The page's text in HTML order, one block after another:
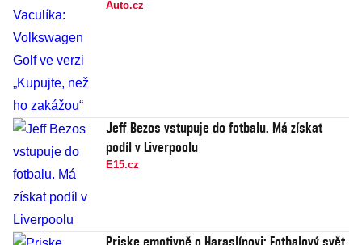
Auto.cz
Jeff Bezos vstupuje do fotbalu. Má získat
podíl v Liverpoolu
E15.cz
Priske emotivně o Haraslínovi: Fotbalový svět